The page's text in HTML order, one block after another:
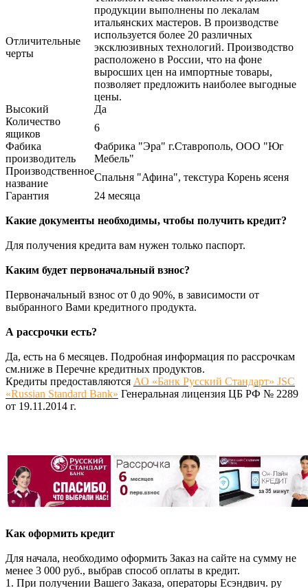
Отличительные
черты
продукции выполнены по лекалам
итальянских мастеров. В производстве
используется более 20 различных
эксклюзивных технологий. Производство
расположено в России, что на фоне
выросших цен на импортные товары,
позволяет предложить наиболее выгодные
цены.
Высокий
Да
Количество
ящиков
6
Фабика
производитель
Фабрика "Эра" г.Ставрополь, ООО "Юг
Мебель"
Производственное
название
Спальня "Афина", текстура Корень ясеня
Гарантия
24 месяца
Какие документы необходимы, чтобы получить кредит?
Для получения кредита вам нужен только паспорт.
Каким будет первоначальный взнос?
Первоначальный взнос от 0 до 90%, в зависимости от
выбранного Вами кредитного продукта.
А рассрочки есть?
Да, есть на 6 месяцев. Подробная информация по рассрочкам
см.ниже в Перечне кредитных продуктов.
Кредиты предоставляются АО «Банк Русский Стандарт» JSC
«Russian Standard Bank» Генеральная лицензия ЦБ РФ № 2289
от 19.11.2014 г.
Как оформить кредит
Для начала, необходимо оформить Заказ на сайте на сумму не
менее 3 000 руб., выбрав способ оплаты в кредит.
1. При получении Вашего Заказа, операторы Есэндвич. ру